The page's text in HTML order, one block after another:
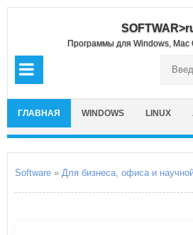
Программы для Windows, Mac
ГЛАВНАЯ WINDOWS LINUX
Software » Для бизнеса, офиса и